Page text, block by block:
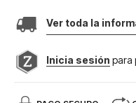
imágenesVer toda la
Inicia sesión para